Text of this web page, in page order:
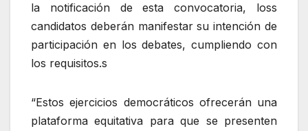
la notificación de esta convocatoria, loss
candidatos deberán manifestar su intención de
participación en los debates, cumpliendo con
los requisitos.s
“Estos ejercicios democráticos ofrecerán una
plataforma equitativa para que se presenten